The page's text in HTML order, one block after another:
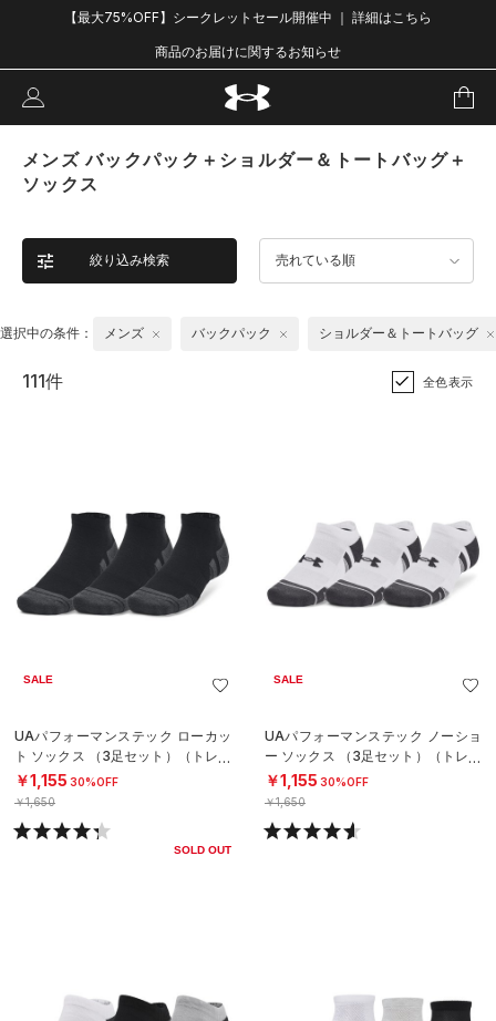
【最大75%OFF】シークレットセール開催中 ｜ 詳細はこちら
商品のお届けに関するお知らせ
メンズ バックパック＋ショルダー＆トートバッグ＋
ソックス
絞り込み検索 売れている順
選択中の条件： メンズ バックパック ショルダー＆トートバッグ
111件 全色表示
SALE
UAパフォーマンステック ローカッ
ト ソックス （3足セット）（トレー
ニング/UNISEX）
￥1,155 30%OFF
￥1,650
SOLD OUT
SALE
UAパフォーマンステック ノーショ
ー ソックス （3足セット）（トレー
ニング/UNISEX）
￥1,155 30%OFF
￥1,650